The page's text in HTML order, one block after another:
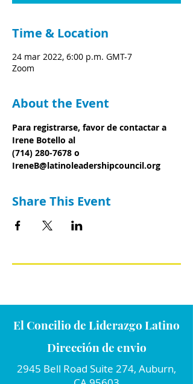
Time & Location
24 mar 2022, 6:00 p.m. GMT-7
Zoom
About the Event
Para registrarse, favor de contactar a
Irene Botello al
(714) 280-7678 o
IreneB@latinoleadershipcouncil.org
Share This Event
El Concilio de Liderazgo Latino
Dirección de envio
2945 Bell Road Suite 274, Auburn,